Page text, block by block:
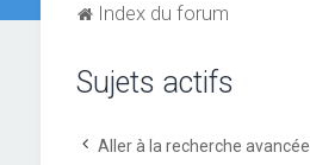
Index du forum
Sujets actifs
Aller à la recherche avancée